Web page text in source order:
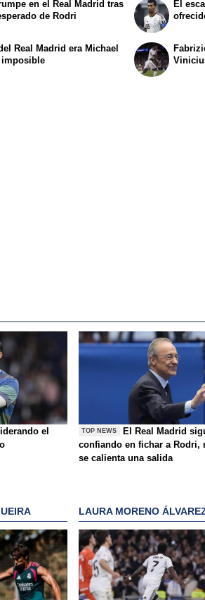
en el Real Madrid tras
de Rodri
Real Madrid era Michael
El
el
TOP NEWS
El Real Madrid
confiando en fichar a Rodri,
se calienta una salida
LAURA MORENO